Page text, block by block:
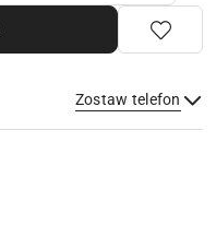
Zostaw telefon